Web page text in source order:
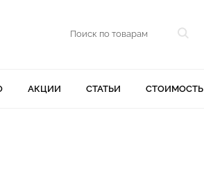
АКЦИИ СТАТЬИ СТОИМОСТЬ